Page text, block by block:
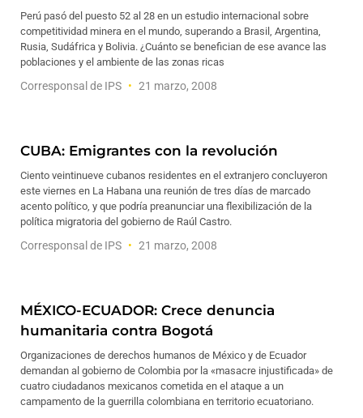
Perú pasó del puesto 52 al 28 en un estudio internacional sobre
competitividad minera en el mundo, superando a Brasil, Argentina,
Rusia, Sudáfrica y Bolivia. ¿Cuánto se benefician de ese avance las
poblaciones y el ambiente de las zonas ricas
Corresponsal de IPS 21 marzo, 2008
CUBA: Emigrantes con la revolución
Ciento veintinueve cubanos residentes en el extranjero concluyeron
este viernes en La Habana una reunión de tres días de marcado
acento político, y que podría preanunciar una flexibilización de la
política migratoria del gobierno de Raúl Castro.
Corresponsal de IPS 21 marzo, 2008
MÉXICO-ECUADOR: Crece denuncia
humanitaria contra Bogotá
Organizaciones de derechos humanos de México y de Ecuador
demandan al gobierno de Colombia por la «masacre injustificada» de
cuatro ciudadanos mexicanos cometida en el ataque a un
campamento de la guerrilla colombiana en territorio ecuatoriano.